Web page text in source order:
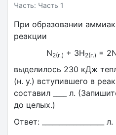
Часть: Часть 1
При образовании
реакции
N2(г.) + 3H2(г.) =
выделилось 230 кДж
(н. у.) вступившего в
составил ____ л.
до целых.)
Ответ: __________________ л.